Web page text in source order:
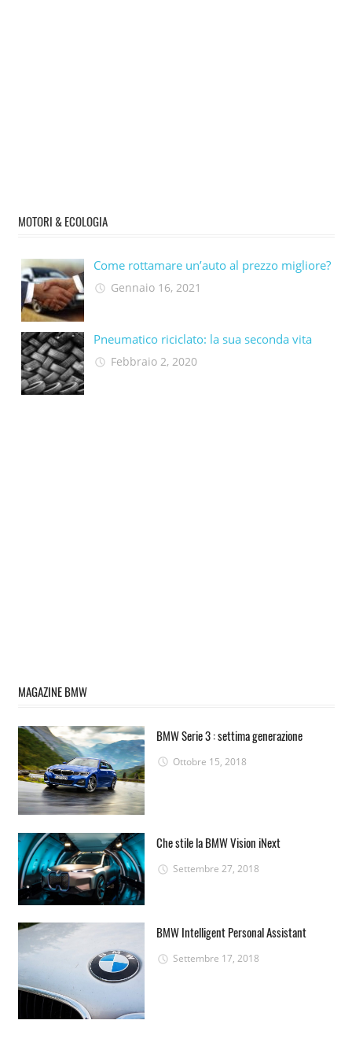
MOTORI & ECOLOGIA
Come rottamare un’auto al prezzo migliore?
Gennaio 16, 2021
Pneumatico riciclato: la sua seconda vita​
Febbraio 2, 2020
MAGAZINE BMW
BMW Serie 3 : settima generazione
Ottobre 15, 2018
Che stile la BMW Vision iNext
Settembre 27, 2018
BMW Intelligent Personal Assistant
Settembre 17, 2018